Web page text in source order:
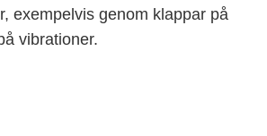
exempelvis genom klappar på
vibrationer.